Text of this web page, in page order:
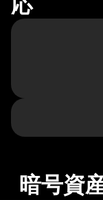
暗号資